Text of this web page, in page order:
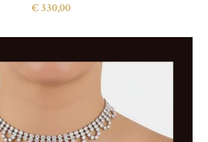
€330,00